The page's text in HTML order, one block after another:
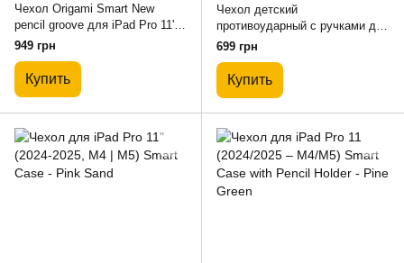
Чехол Origami Smart New
pencil groove для iPad Pro 11''
(2024-2025) - Blue
949 грн
Купить
Чехол детский
противоударный с ручками для
iPad Air 10.9 (4/5gen) / Pro11
(A16) / Air 11 (M2/M3 2024-2026)
- Yellow
699 грн
Купить